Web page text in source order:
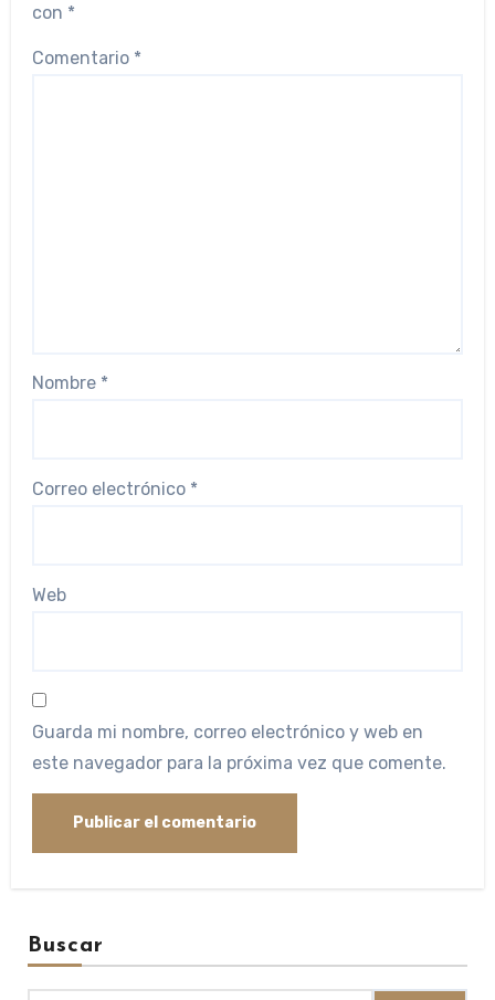
con *
Comentario *
Nombre *
Correo electrónico *
Web
Guarda mi nombre, correo electrónico y web en
este navegador para la próxima vez que comente.
Buscar